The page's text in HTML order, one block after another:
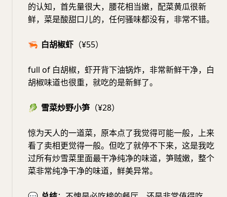
的认知，首先量很大，腰花相当嫩，配菜黄瓜很新
鲜，菜是酸甜口儿的，任何骚味都没有，非常不错。
🦐 白胡椒虾 （¥55）
full of 白胡椒，虾开背下油锅炸，非常新鲜干净，白
胡椒味道也很重，就吃的是新鲜了。
🥬 雪菜炒野小笋 （¥28）
惊为天人的一道菜，原本点了我觉得可能一般，上来
看了卖相更觉得一般。但吃了就停不下来，这是我吃
过所有炒雪菜里面最干净纯净的味道，笋贼嫩，整个
菜非常纯净干净的味道，鲜美异常。